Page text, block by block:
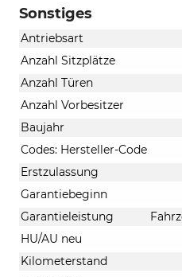
Sonstiges
Antriebsart
Anzahl Sitzplätze
Anzahl Türen
Anzahl Vorbesitzer
Baujahr
Codes: Hersteller-Code
Erstzulassung
Garantiebeginn
Garantieleistung
HU/AU neu
Kilometerstand